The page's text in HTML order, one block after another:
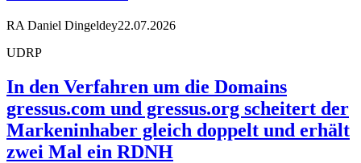
RA Daniel Dingeldey22.07.2026
UDRP
In den Verfahren um die Domains
gressus.com und gressus.org scheitert der
Markeninhaber gleich doppelt und erhält
zwei Mal ein RDNH